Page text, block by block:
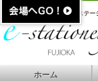
文房具通販・輸入文具のイーステ
ホーム